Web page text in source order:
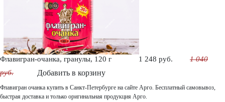
Флавигран-очанка, гранулы, 120 г 1 248 руб.
1 040
руб.
Добавить в корзину
Флавигран очанка купить в Санкт-Петербурге на сайте Арго. Бесплатный самовывоз,
быстрая доставка и только оригинальная продукция Арго.